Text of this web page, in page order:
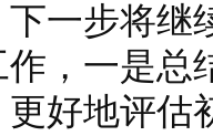
步将继
，一是
好地评估